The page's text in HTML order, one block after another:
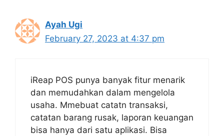
Ayah Ugi
February 27, 2023 at 4:37 pm
iReap POS punya banyak fitur menarik
dan memudahkan dalam mengelola
usaha. Mmebuat catatn transaksi,
catatan barang rusak, laporan keuangan
bisa hanya dari satu aplikasi. Bisa